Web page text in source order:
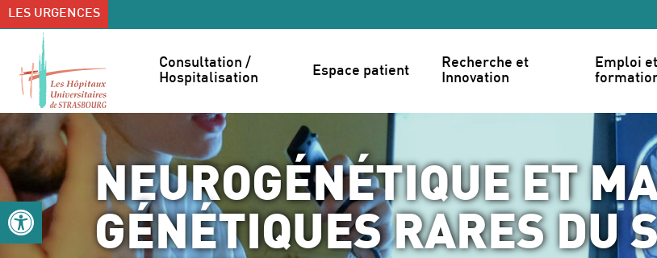
Ouvrir la barre d’outils
Accéder au contenu
Accéder au menu
LES URGENCES
Consultation /
Hospitalisation
Espace patient
Recherche et
Innovation
Emploi et
NEUROGÉNÉTIQUE ET
GÉNÉTIQUES RARES DU